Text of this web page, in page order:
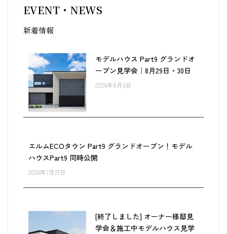
EVENT・NEWS
新着情報
モデルハウス Part9 グランドオ
ープン見学会｜8月29日・30日
2026年8月6日
エルムECOタウン Part9 グランドオープン！モデル
ハウスPart9 同時公開
2026年7月21日
[終了しました] オーナー様邸見
学会＆施工中モデルハウス見学